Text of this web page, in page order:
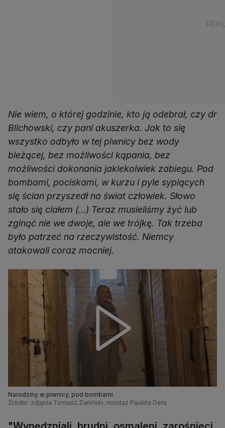
Nie wiem, o której godzinie, kto ją odebrał, czy dr
Blichowski, czy pani akuszerka. Jak to się
wszystko odbyło w tej piwnicy bez wody
bieżącej, bez możliwości kąpania, bez
możliwości dokonania jakiekolwiek zabiegu. Pod
bombami, pociskami, w kurzu i pyle sypiących
się ścian przyszedł na świat człowiek. Słowo
stało się ciałem (…) Teraz musieliśmy żyć lub
zginąć nie we dwoje, ale we trójkę. Tak trzeba
było patrzeć na rzeczywistość. Niemcy
atakowali coraz mocniej.
Narodziny w piwnicy, pod bombami
Źródło: zdjęcia Tomasz Zieliński, montaż Paulina Dera